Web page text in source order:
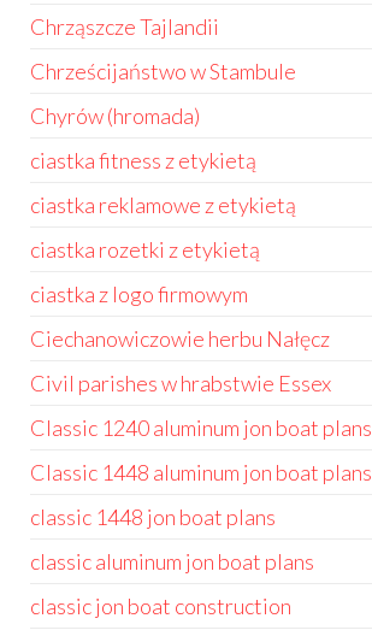
Chrząszcze Tajlandii
Chrześcijaństwo w Stambule
Chyrów (hromada)
ciastka fitness z etykietą
ciastka reklamowe z etykietą
ciastka rozetki z etykietą
ciastka z logo firmowym
Ciechanowiczowie herbu Nałęcz
Civil parishes w hrabstwie Essex
Classic 1240 aluminum jon boat plans
Classic 1448 aluminum jon boat plans
classic 1448 jon boat plans
classic aluminum jon boat plans
classic jon boat construction